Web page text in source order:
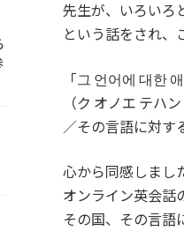
先生が、いろいろ
という話をされ、
「그 언어에 대한
（ク オノエ テハ
／その言語に対す
心から同感しまし
オンライン英会話
その国、その言語